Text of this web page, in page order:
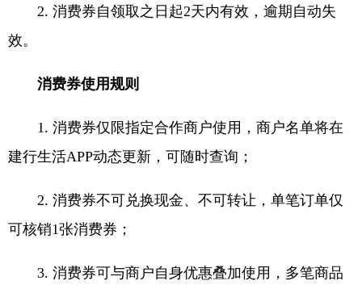
2. 消费券自领取之日起2天内有效，逾期自动失
效。
消费券使用规则
1. 消费券仅限指定合作商户使用，商户名单将在
建行生活APP动态更新，可随时查询；
2. 消费券不可兑换现金、不可转让，单笔订单仅
可核销1张消费券；
3. 消费券可与商户自身优惠叠加使用，多笔商品